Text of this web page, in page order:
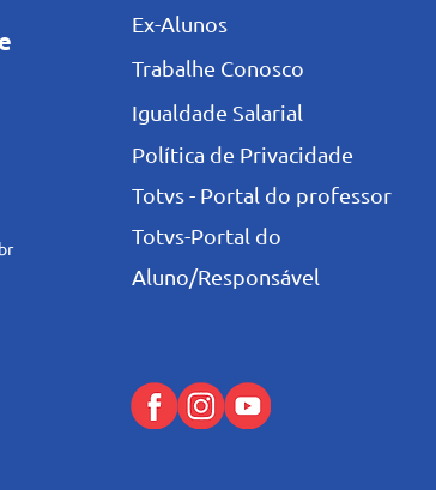
Ex-Alunos
Trabalhe Conosco
Igualdade Salarial
Política de Privacidade
Totvs - Portal do professor
Totvs-Portal do
Aluno/Responsável